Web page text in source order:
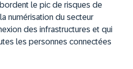
le pic de risques de
numérisation du secteur
des infrastructures et qui
les personnes connectées